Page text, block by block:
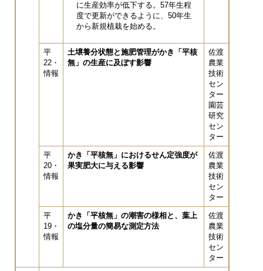
に生産効率が低下する。57年生程
度で更新ができるように、50年生
から新規植栽を始める。
平
22・
情報
土壌養分状態と施肥管理がかき「平核
無」の生産に及ぼす影響
佐渡
農業
技術
セン
ター
園芸
研究
セン
ター
平
20・
情報
かき「平核無」におけるせん定強度が
果実肥大に与える影響
佐渡
農業
技術
セン
ター
平
19・
情報
かき「平核無」の潮害の様相と、葉上
の塩分量の簡易な測定方法
佐渡
農業
技術
セン
ター